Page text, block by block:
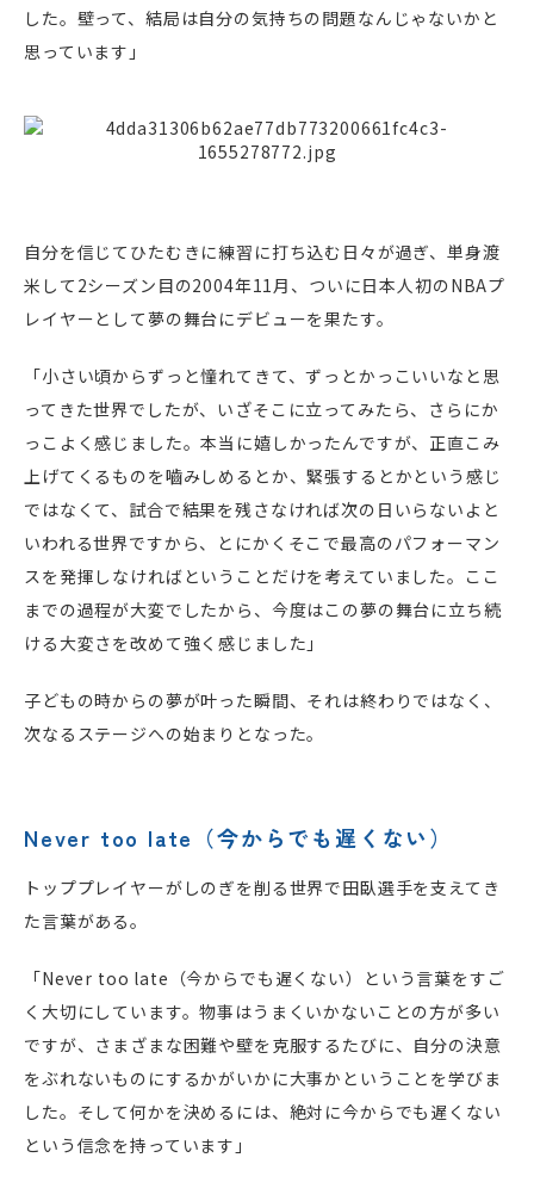
した。壁って、結局は自分の気持ちの問題なんじゃないかと
思っています」
自分を信じてひたむきに練習に打ち込む日々が過ぎ、単身渡
米して2シーズン目の2004年11月、ついに日本人初のNBAプ
レイヤーとして夢の舞台にデビューを果たす。
「小さい頃からずっと憧れてきて、ずっとかっこいいなと思
ってきた世界でしたが、いざそこに立ってみたら、さらにか
っこよく感じました。本当に嬉しかったんですが、正直こみ
上げてくるものを嚙みしめるとか、緊張するとかという感じ
ではなくて、試合で結果を残さなければ次の日いらないよと
いわれる世界ですから、とにかくそこで最高のパフォーマン
スを発揮しなければということだけを考えていました。ここ
までの過程が大変でしたから、今度はこの夢の舞台に立ち続
ける大変さを改めて強く感じました」
子どもの時からの夢が叶った瞬間、それは終わりではなく、
次なるステージへの始まりとなった。
Never too late（今からでも遅くない）
トッププレイヤーがしのぎを削る世界で田臥選手を支えてき
た言葉がある。
「Never too late（今からでも遅くない）という言葉をすご
く大切にしています。物事はうまくいかないことの方が多い
ですが、さまざまな困難や壁を克服するたびに、自分の決意
をぶれないものにするかがいかに大事かということを学びま
した。そして何かを決めるには、絶対に今からでも遅くない
という信念を持っています」